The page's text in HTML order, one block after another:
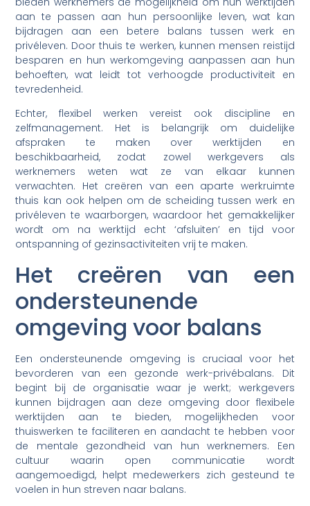
aan te passen aan hun persoonlijke leven, wat kan
bijdragen aan een betere balans tussen werk en
privéleven. Door thuis te werken, kunnen mensen reistijd
besparen en hun werkomgeving aanpassen aan hun
behoeften, wat leidt tot verhoogde productiviteit en
tevredenheid.
Echter, flexibel werken vereist ook discipline en
zelfmanagement. Het is belangrijk om duidelijke
afspraken te maken over werktijden en
beschikbaarheid, zodat zowel werkgevers als
werknemers weten wat ze van elkaar kunnen
verwachten. Het creëren van een aparte werkruimte
thuis kan ook helpen om de scheiding tussen werk en
privéleven te waarborgen, waardoor het gemakkelijker
wordt om na werktijd echt ‘afsluiten’ en tijd voor
ontspanning of gezinsactiviteiten vrij te maken.
Het creëren van een
ondersteunende
omgeving voor balans
Een ondersteunende omgeving is cruciaal voor het
bevorderen van een gezonde werk-privébalans. Dit
begint bij de organisatie waar je werkt; werkgevers
kunnen bijdragen aan deze omgeving door flexibele
werktijden aan te bieden, mogelijkheden voor
thuiswerken te faciliteren en aandacht te hebben voor
de mentale gezondheid van hun werknemers. Een
cultuur waarin open communicatie wordt
aangemoedigd, helpt medewerkers zich gesteund te
voelen in hun streven naar balans.